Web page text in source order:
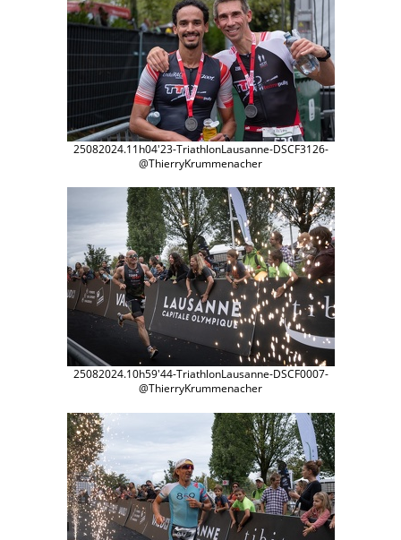
25082024.11h04'23-TriathlonLausanne-DSCF3126-
@ThierryKrummenacher
25082024.10h59'44-TriathlonLausanne-DSCF0007-
@ThierryKrummenacher